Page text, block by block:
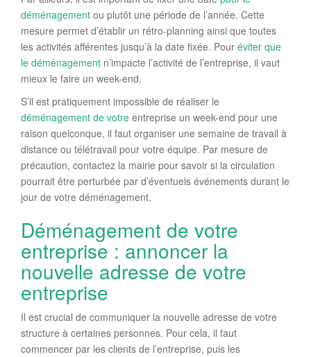
déménagement ou plutôt une période de l’année. Cette
mesure permet d’établir un rétro-planning ainsi que toutes
les activités afférentes jusqu’à la date fixée. Pour éviter que
le déménagement n’impacte l’activité de l’entreprise, il vaut
mieux le faire un week-end.
S’il est pratiquement impossible de réaliser le
déménagement de votre entreprise un week-end pour une
raison quelconque, il faut organiser une semaine de travail à
distance ou télétravail pour votre équipe. Par mesure de
précaution, contactez la mairie pour savoir si la circulation
pourrait être perturbée par d’éventuels événements durant le
jour de votre déménagement.
Déménagement de votre
entreprise : annoncer la
nouvelle adresse de votre
entreprise
Il est crucial de communiquer la nouvelle adresse de votre
structure à certaines personnes. Pour cela, il faut
commencer par les clients de l’entreprise, puis les